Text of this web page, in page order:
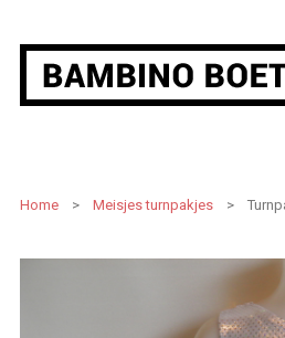
Home > Meisjes turnpakjes >